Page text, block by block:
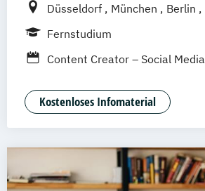
Düsseldorf München Berlin
Weil am Rhein
Fernstudium
Content Creator – Social Media
Kostenloses Infomaterial